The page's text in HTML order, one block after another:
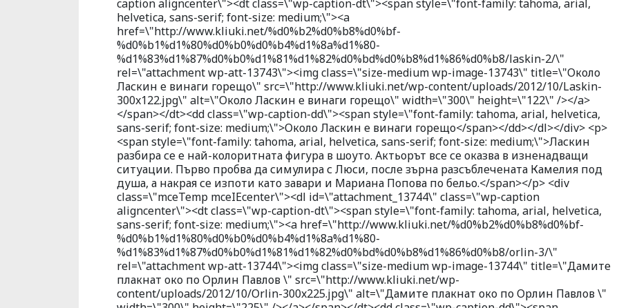
caption aligncenter\"><dt class=\"wp-caption-dt\"><span style=\"font-family: tahoma, arial,
helvetica, sans-serif; font-size: medium;\"><a
href=\"http://www.kliuki.net/%d0%b2%d0%b8%d0%bf-
%d0%b1%d1%80%d0%b0%d0%b4%d1%8a%d1%80-
%d1%83%d1%87%d0%b0%d1%81%d1%82%d0%bd%d0%b8%d1%86%d0%b8/laskin-2/\"
rel=\"attachment wp-att-13743\"><img class=\"size-medium wp-image-13743\" title=\"Около
Ласкин е винаги горещо\" src=\"http://www.kliuki.net/wp-content/uploads/2012/10/Laskin-
300x122.jpg\" alt=\"Около Ласкин е винаги горещо\" width=\"300\" height=\"122\" /></a>
</span></dt><dd class=\"wp-caption-dd\"><span style=\"font-family: tahoma, arial, helvetica,
sans-serif; font-size: medium;\">Около Ласкин е винаги горещо</span></dd></dl></div> <p>
<span style=\"font-family: tahoma, arial, helvetica, sans-serif; font-size: medium;\">Ласкин
разбира се е най-колоритната фигура в шоуто. Актьорът все се оказва в изненадващи
ситуации. Първо пробва да симулира с Люси, после зърна разсъблечената Камелия под
душа, а накрая се изпоти като завари и Мариана Попова по бельо.</span></p> <div
class=\"mceTemp mceIEcenter\"><dl id=\"attachment_13744\" class=\"wp-caption
aligncenter\"><dt class=\"wp-caption-dt\"><span style=\"font-family: tahoma, arial, helvetica,
sans-serif; font-size: medium;\"><a href=\"http://www.kliuki.net/%d0%b2%d0%b8%d0%bf-
%d0%b1%d1%80%d0%b0%d0%b4%d1%8a%d1%80-
%d1%83%d1%87%d0%b0%d1%81%d1%82%d0%bd%d0%b8%d1%86%d0%b8/orlin-3/\"
rel=\"attachment wp-att-13744\"><img class=\"size-medium wp-image-13744\" title=\"Дамите
плакнат око по Орлин Павлов \" src=\"http://www.kliuki.net/wp-
content/uploads/2012/10/Orlin-300x225.jpg\" alt=\"Дамите плакнат око по Орлин Павлов \"